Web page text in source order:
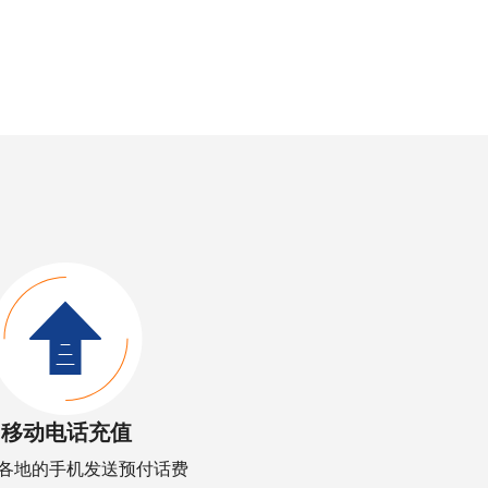
移动电话充值
地的手机发送预付话费